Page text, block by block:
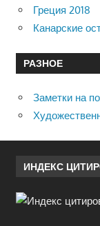
Греция 2018
Канарские
РАЗНОЕ
Заметки на
ИНДЕКС